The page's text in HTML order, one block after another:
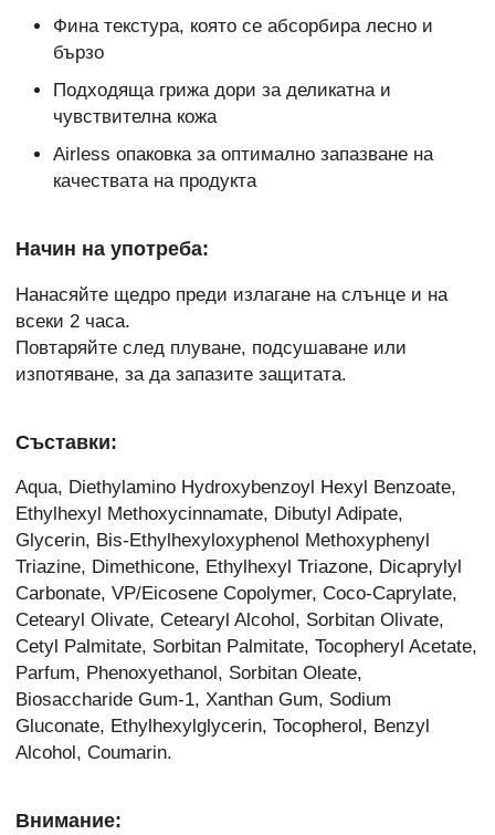
Фина текстура, която се абсорбира лесно и
бързо
Подходяща грижа дори за деликатна и
чувствителна кожа
Airless опаковка за оптимално запазване на
качествата на продукта
Начин на употреба:
Нанасяйте щедро преди излагане на слънце и на
всеки 2 часа.
Повтаряйте след плуване, подсушаване или
изпотяване, за да запазите защитата.
Съставки:
Aqua, Diethylamino Hydroxybenzoyl Hexyl Benzoate,
Ethylhexyl Methoxycinnamate, Dibutyl Adipate,
Glycerin, Bis-Ethylhexyloxyphenol Methoxyphenyl
Triazine, Dimethicone, Ethylhexyl Triazone, Dicaprylyl
Carbonate, VP/Eicosene Copolymer, Coco-Caprylate,
Cetearyl Olivate, Cetearyl Alcohol, Sorbitan Olivate,
Cetyl Palmitate, Sorbitan Palmitate, Tocopheryl Acetate,
Parfum, Phenoxyethanol, Sorbitan Oleate,
Biosaccharide Gum-1, Xanthan Gum, Sodium
Gluconate, Ethylhexylglycerin, Tocopherol, Benzyl
Alcohol, Coumarin.
Внимание: